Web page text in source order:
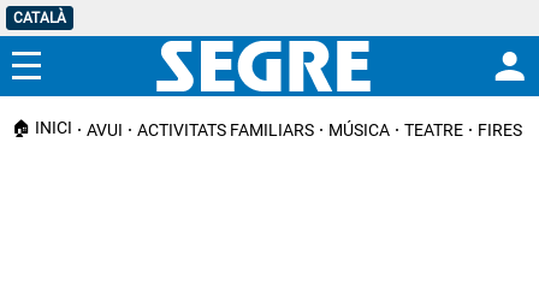
CATALÀ
Menú
🏠 INICI AVUI ACTIVITATS FAMILIARS MÚSICA TEATRE FIRES I